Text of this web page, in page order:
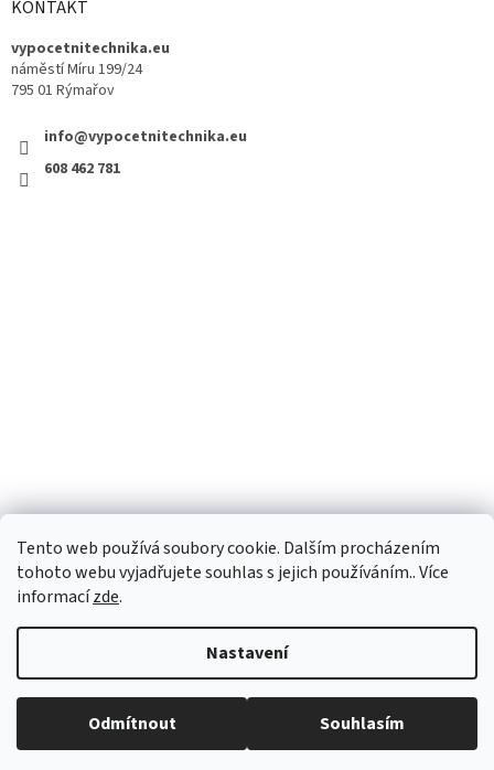
Tento web používá soubory cookie. Dalším procházením
tohoto webu vyjadřujete souhlas s jejich používáním.. Více
informacízde.
Nastavení
Odmítnout Souhlasím
KONTAKT
vypocetnitechnika.eu
náměstí Míru 199/24
795 01 Rýmařov
info@vypocetnitechnika.eu
608 462 781
Copyright 2026vypocetnitechnika.eu. Všechna práva vyhrazena.
Upravit nastavení cookies